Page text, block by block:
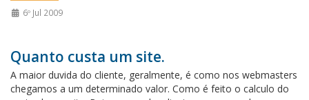
6º Jul 2009
Quanto custa um site.
A maior duvida do cliente, geralmente, é como nos webmasters
chegamos a um determinado valor. Como é feito o calculo do